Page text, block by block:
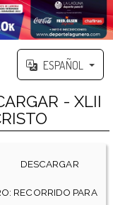
ESPAÑOL
- XLII
DESCARGAR
RECORRIDO PARA